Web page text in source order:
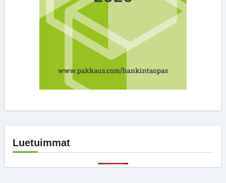
Luetuimmat